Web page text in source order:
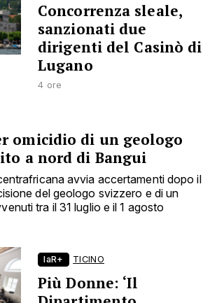
Concorrenza sleale,
sanzionati due
dirigenti del Casinò di
Lugano
4 ore
omicidio di un geologo
a nord di Bangui
avvia accertamenti dopo il
del geologo svizzero e di un
tra il 31 luglio e il 1 agosto
laR+ TICINO
Più Donne: ‘Il